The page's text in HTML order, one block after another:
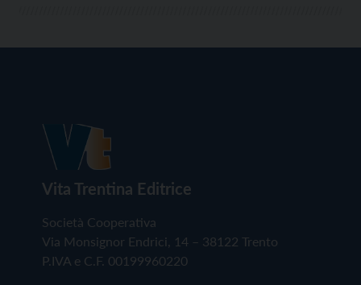
Vita Trentina Editrice
Società Cooperativa
Via Monsignor Endrici, 14 – 38122 Trento
P.IVA e C.F. 00199960220